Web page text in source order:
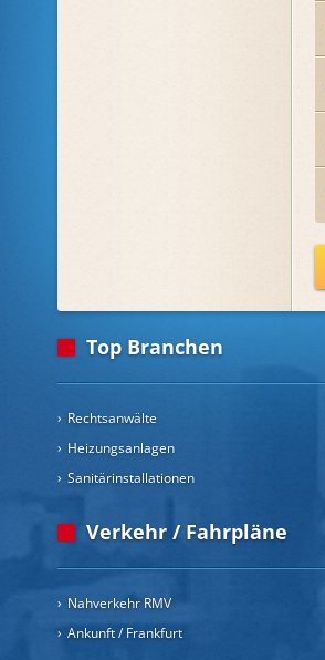
Top Branchen
Rechtsanwälte
Heizungsanlagen
Sanitärinstallationen
Verkehr / Fahrpläne
Nahverkehr RMV
Ankunft / Frankfurt